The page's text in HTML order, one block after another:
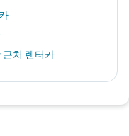
근처 렌터카